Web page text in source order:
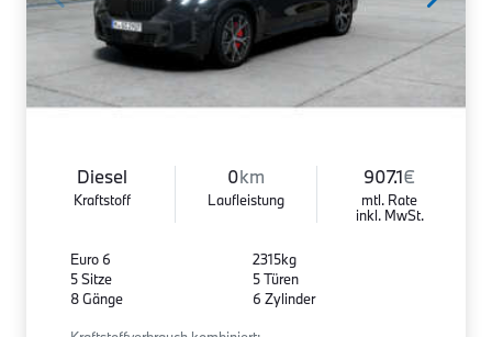
Diesel
Kraftstoff
0km
Laufleistung
907.1€
mtl. Rate
inkl. MwSt.
Euro 6
5 Sitze
8 Gänge
2315kg
5 Türen
6 Zylinder